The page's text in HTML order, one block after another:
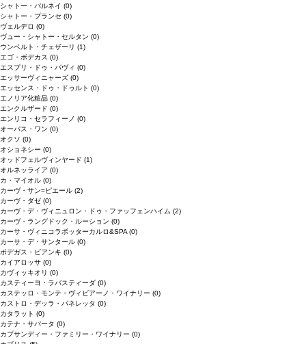
シャトー・パルネイ (0)
シャトー・プランセ (0)
ヴェルデロ (0)
ヴュー・シャトー・セルタン (0)
ウンベルト・チェザーリ (1)
エゴ・ボデカス (0)
エスプリ・ドゥ・パヴィ (0)
エッサーヴィニャーズ (0)
エッセンス・ドゥ・ドゥルト (0)
エノリア化粧品 (0)
エンクルザード (0)
エンリコ・セラフィーノ (0)
オーパス・ワン (0)
オクソ (0)
オショネシー (0)
オッドフェルヴィンヤード (1)
オルネッライア (0)
カ・マイオル (0)
カーヴ・サン=ピエール (2)
カーヴ・ダゼ (0)
カーヴ・デ・ヴィニュロン・ドゥ・ファッフェンハイム (2)
カーヴ・ラングドック・ルーション (0)
カーサ・ヴィニコラボッターカルロ&SPA (0)
カーサ・デ・サンタール (0)
ボデガス・ビアンキ (0)
カイアロッサ (0)
カヴィッキオリ (0)
カスティーヨ・ラバスティーダ (0)
カステッロ・モンテ・ヴィビアーノ・ワイナリー (0)
カストロ・デッラ・パネレッタ (0)
カタラット (0)
カテナ・サパータ (0)
カプサンディー・ファミリー・ワイナリー (0)